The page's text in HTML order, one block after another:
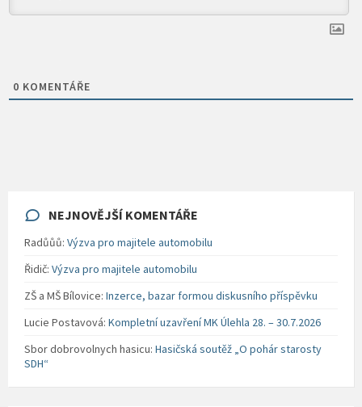
0 KOMENTÁŘE
NEJNOVĚJŠÍ KOMENTÁŘE
Radůůů: Výzva pro majitele automobilu
Řidič: Výzva pro majitele automobilu
ZŠ a MŠ Bílovice: Inzerce, bazar formou diskusního příspěvku
Lucie Postavová: Kompletní uzavření MK Úlehla 28. – 30.7.2026
Sbor dobrovolnych hasicu: Hasičská soutěž „O pohár starosty
SDH“